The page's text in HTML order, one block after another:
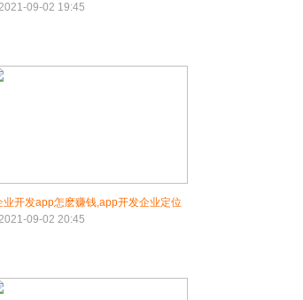
09-02 19:45
业开发app怎麽赚钱,app开发企业定位
09-02 20:45